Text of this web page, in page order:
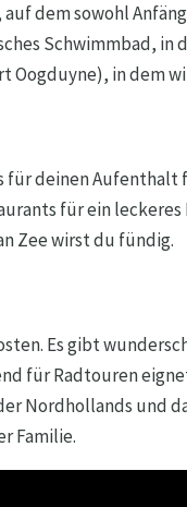
dem sowohl
Schwimmbad,
Oogduyne), in dem
für deinen
für ein
Zee wirst du fündig.
Es gibt
für Radtouren
Nordhollands und
Familie.